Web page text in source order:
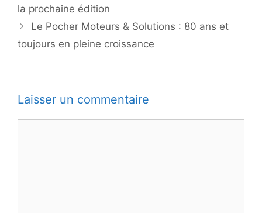
la prochaine édition
Le Pocher Moteurs & Solutions : 80 ans et
toujours en pleine croissance
Laisser un commentaire